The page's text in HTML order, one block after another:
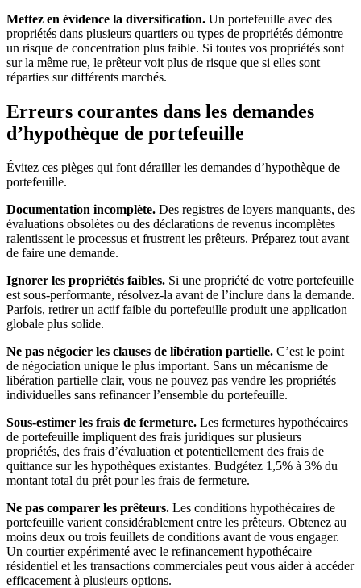
Mettez en évidence la diversification. Un portefeuille avec des
propriétés dans plusieurs quartiers ou types de propriétés démontre
un risque de concentration plus faible. Si toutes vos propriétés sont
sur la même rue, le prêteur voit plus de risque que si elles sont
réparties sur différents marchés.
Erreurs courantes dans les demandes
d’hypothèque de portefeuille
Évitez ces pièges qui font dérailler les demandes d’hypothèque de
portefeuille.
Documentation incomplète. Des registres de loyers manquants, des
évaluations obsolètes ou des déclarations de revenus incomplètes
ralentissent le processus et frustrent les prêteurs. Préparez tout avant
de faire une demande.
Ignorer les propriétés faibles. Si une propriété de votre portefeuille
est sous-performante, résolvez-la avant de l’inclure dans la demande.
Parfois, retirer un actif faible du portefeuille produit une application
globale plus solide.
Ne pas négocier les clauses de libération partielle. C’est le point
de négociation unique le plus important. Sans un mécanisme de
libération partielle clair, vous ne pouvez pas vendre les propriétés
individuelles sans refinancer l’ensemble du portefeuille.
Sous-estimer les frais de fermeture. Les fermetures hypothécaires
de portefeuille impliquent des frais juridiques sur plusieurs
propriétés, des frais d’évaluation et potentiellement des frais de
quittance sur les hypothèques existantes. Budgétez 1,5% à 3% du
montant total du prêt pour les frais de fermeture.
Ne pas comparer les prêteurs. Les conditions hypothécaires de
portefeuille varient considérablement entre les prêteurs. Obtenez au
moins deux ou trois feuillets de conditions avant de vous engager.
Un courtier expérimenté avec le refinancement hypothécaire
résidentiel et les transactions commerciales peut vous aider à accéder
efficacement à plusieurs options.